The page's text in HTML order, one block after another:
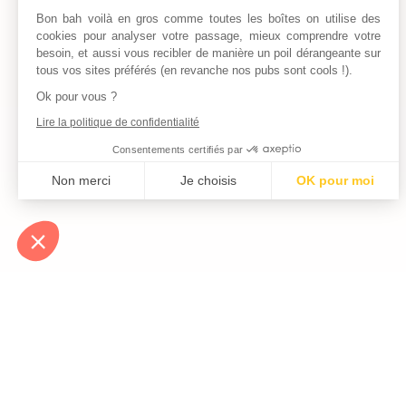
Bon bah voilà en gros comme toutes les boîtes on utilise des
cookies pour analyser votre passage, mieux comprendre votre
besoin, et aussi vous recibler de manière un poil dérangeante sur
tous vos sites préférés (en revanche nos pubs sont cools !).
Ok pour vous ?
Lire la politique de confidentialité
Consentements certifiés par
Non merci Je choisis
OK pour moi
Notre plateforme vous permet d'adapter et de gérer vos